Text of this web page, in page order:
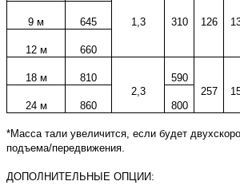
1,3 310 126
9 м 645
12 м 660
18 м
810
2,3
590
257
24 м 860 800
*Масса тали увеличится, если будет
подъема/передвижения.
ДОПОЛНИТЕЛЬНЫЕ ОПЦИИ: